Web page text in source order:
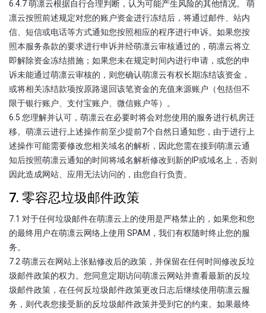
6.4.7 萌凛云根据自行合理判断，认为可能产生风险的其他情况。 萌
凛云按照前述规定对您的账户资金进行冻结后，将通过邮件、站内
信、短信或电话等方式通知您按照相应的程序进行申诉。如果您按
照本服务条款的要求进行申诉并经萌凛云审核通过的，萌凛云将立
即解除资金冻结措施；如果您未在规定时间内进行申请，或您的申
诉未能通过萌凛云审核的，则您确认萌凛云有权长期冻结该资金，
或将相关冻结款项按原路退回该笔资金的充值来源账户（包括但不
限于银行账户、支付宝账户、微信账户等）。
6.5 您理解并认可，萌凛云在必要时将会对您使用的服务进行机房迁
移。萌凛云进行上述操作前至少提前7个自然日通知您，由于进行上
述操作可能需要修改您相关域名的解析，因此您需在接到萌凛云通
知后按照萌凛云通知的时间将域名解析修改到新的IP或域名上，否则
因此造成网站、应用无法访问的，由您自行负责。
7. 零容忍垃圾邮件政策
7.1 对于任何垃圾邮件在萌凛云上的使用是严格禁止的，如果您和您
的最终用户在萌凛云网络上使用 SPAM，我们有权随时终止您的服
务。
7.2 萌凛云在网站上张贴修改后的政策，并保留在任何时间修改反垃
圾邮件政策的权力。您同意定期访问萌凛云网站并查看最新的反垃
圾邮件政策，在任何反垃圾邮件政策更改日志后继续使用萌凛云服
务，则代表您接受新的反垃圾邮件政策并受到它的约束。如果最终